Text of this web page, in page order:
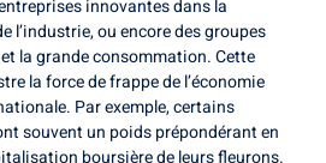
innovantes dans la
l’industrie, ou encore des groupes
la grande consommation. Cette
la force de frappe de l’économie
Par exemple, certains
souvent un poids prépondérant en
boursière de leurs fleurons.